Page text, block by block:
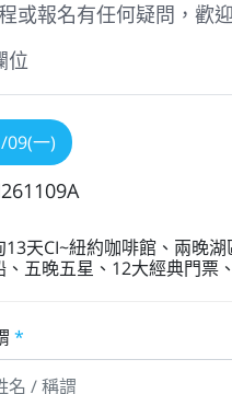
或報名有任何疑問，歡
位
09(一)
13天CI~紐約咖啡館、兩晚
、五晚五星、12大經典門票
*